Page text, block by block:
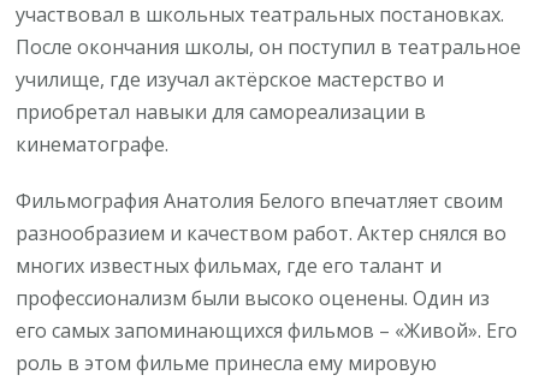
участвовал в школьных театральных постановках.
После окончания школы, он поступил в театральное
училище, где изучал актёрское мастерство и
приобретал навыки для самореализации в
кинематографе.
Фильмография Анатолия Белого впечатляет своим
разнообразием и качеством работ. Актер снялся во
многих известных фильмах, где его талант и
профессионализм были высоко оценены. Один из
его самых запоминающихся фильмов – «Живой». Его
роль в этом фильме принесла ему мировую